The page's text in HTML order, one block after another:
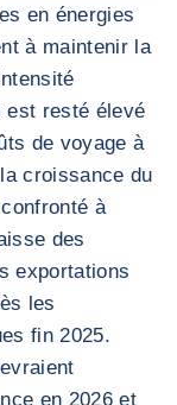
en énergies
à maintenir la
est resté élevé
de voyage à
croissance du
à
des
exportations
les
fin 2025.
en 2026 et